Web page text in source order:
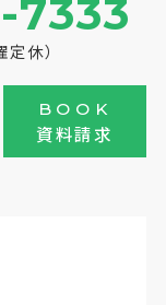
休）
BOOK
資料請求